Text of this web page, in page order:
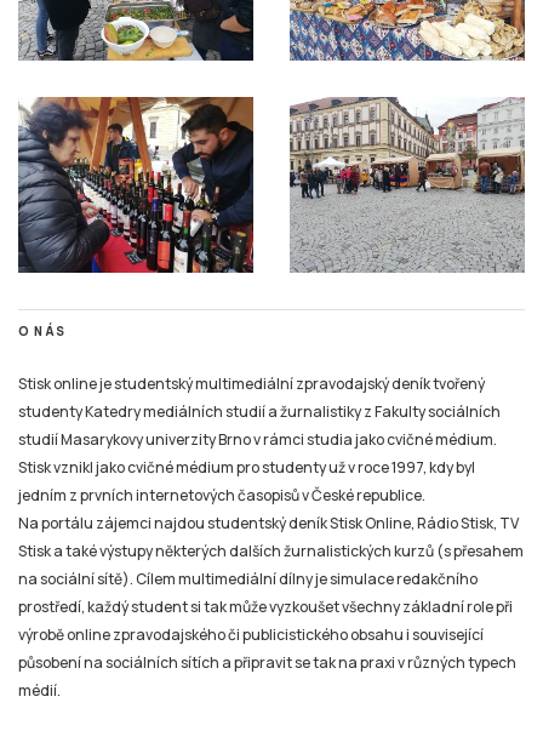
O NÁS
Stisk online je studentský multimediální zpravodajský deník tvořený
studenty Katedry mediálních studií a žurnalistiky z Fakulty sociálních
studií Masarykovy univerzity Brno v rámci studia jako cvičné médium.
Stisk vznikl jako cvičné médium pro studenty už v roce 1997, kdy byl
jedním z prvních internetových časopisů v České republice.
Na portálu zájemci najdou studentský deník Stisk Online, Rádio Stisk, TV
Stisk a také výstupy některých dalších žurnalistických kurzů (s přesahem
na sociální sítě). Cílem multimediální dílny je simulace redakčního
prostředí, každý student si tak může vyzkoušet všechny základní role při
výrobě online zpravodajského či publicistického obsahu i související
působení na sociálních sítích a připravit se tak na praxi v různých typech
médií.